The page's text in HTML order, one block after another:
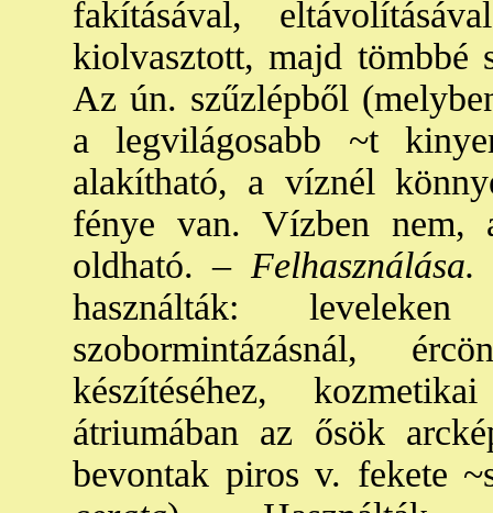
fakításával,
kiolvasztott, majd tömbbé
Az ún. szűzlépből
a legvilágosabb ~t
alakítható, a víznél
fénye van. Vízben nem,
oldható. –Felhasználása.
használták:
szobormintázásnál,
készítéséhez,
átriumában az ősök
bevontak piros v. fekete